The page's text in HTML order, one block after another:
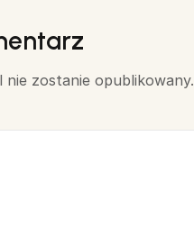
nie zostanie opublikowany.